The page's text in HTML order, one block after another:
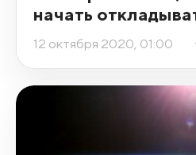
начать
12 октября 2020, 01:00